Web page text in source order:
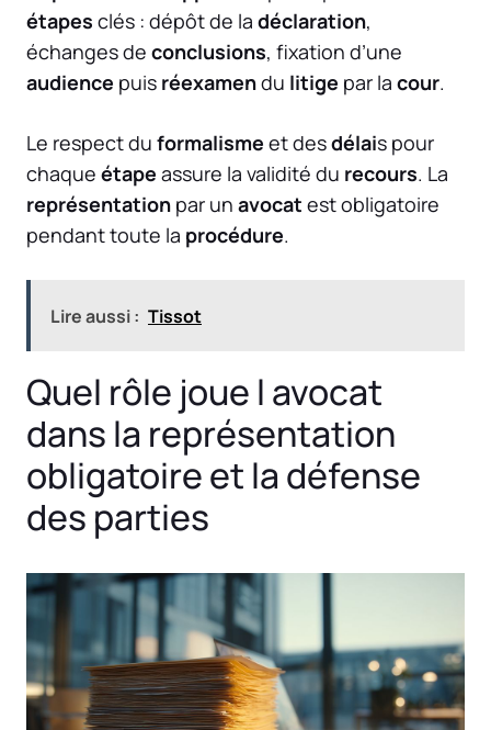
étapes clés : dépôt de la déclaration,
échanges de conclusions, fixation d’une
audience puis réexamendu litige par la cour.
Le respect du formalisme et desdélais pour
chaque étape assure la validité du recours. La
représentation par un avocat est obligatoire
pendant toute la procédure.
Lire aussi : Tissot
Quel rôle joue l avocat
dans la représentation
obligatoire et la défense
des parties